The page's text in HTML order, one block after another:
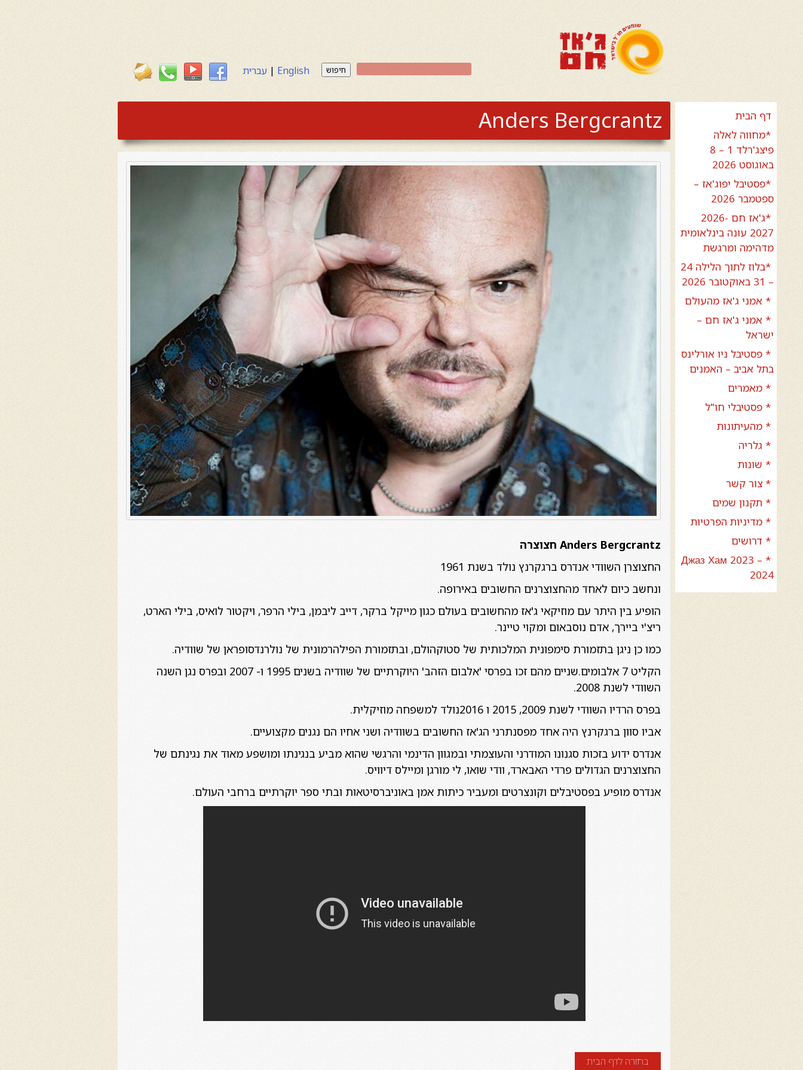
English
|עברית חיפוש
דף הבית
*מחווה לאלה
פיצג'רלד 1 – 8
באוגוסט 2026
*פסטיבל יפוג'אז –
ספטמבר 2026
*ג'אז חם 2026-
2027 עונה בינלאומית
מדהימה ומרגשת
*בלוז לתוך הלילה 24
– 31 באוקטובר 2026
* אמני ג'אז מהעולם
* אמני ג'אז חם –
ישראל
* פסטיבל ניו אורלינס
בתל אביב – האמנים
* מאמרים
* פסטיבלי חו"ל
* מהעיתונות
* גלריה
* שונות
* צור קשר
* תקנון שמים
* מדיניות הפרטיות
* דרושים
* Джаз Хам 2023 –
2024
Anders Bergcrantz
Anders Bergcrantz חצוצרה
החצוצרן השוודי אנדרס ברגקרנץ נולד בשנת 1961
ונחשב כיום לאחד מהחצוצרנים החשובים באירופה.
הופיע בין היתר עם מוזיקאי ג'אז מהחשובים בעולם כגון מייקל ברקר, דייב ליבמן, בילי הרפר, ויקטור לואיס, בילי הארט,
ריצ'י ביירך, אדם נוסבאום ומקוי טיינר.
כמו כן ניגן בתזמורת סימפונית המלכותית של סטוקהולם, ובתזמורת הפילהרמונית של נולרנדסופראן של שוודיה.
הקליט 7 אלבומים.שניים מהם זכו בפרסי 'אלבום הזהב' היוקרתיים של שוודיה בשנים 1995 ו- 2007 ובפרס נגן השנה
השוודי לשנת 2008.
בפרס הרדיו השוודי לשנת 2009, 2015 ו 2016נולד למשפחה מוזיקלית.
אביו סוון ברגקרנץ היה אחד מפסנתרני הג'אז החשובים בשוודיה ושני אחיו הם נגנים מקצועיים.
אנדרס ידוע בזכות סגנונו המודרני והעוצמתי ובמגוון הדינמי והרגשי שהוא מביע בנגינתו ומושפע מאוד את נגינתם של
החצוצרנים הגדולים פרדי האבארד, וודי שואו, לי מורגן ומיילס דיוויס.
אנדרס מופיע בפסטיבלים וקונצרטים ומעביר כיתות אמן באוניברסיטאות ובתי ספר יוקרתיים ברחבי העולם.
בחזרה לדף הבית